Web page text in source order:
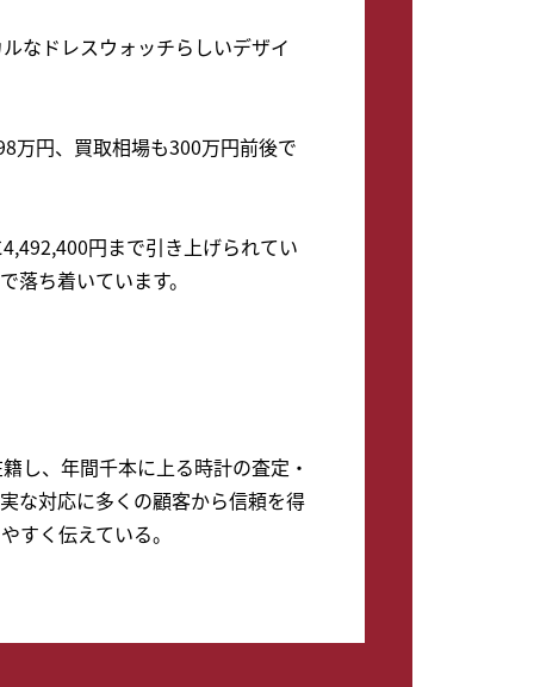
なドレスウォッチらしいデザイ
万円、買取相場も300万円前後で
円まで引き上げられてい
ち着いています。
し、年間千本に上る時計の査定・
な対応に多くの顧客から信頼を得
すく伝えている。